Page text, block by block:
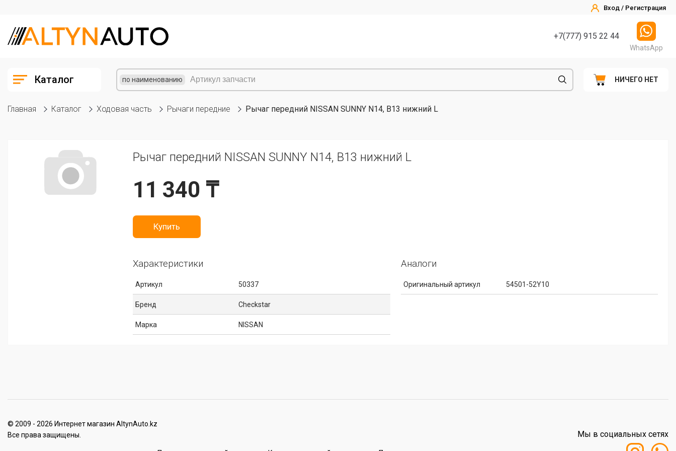
Вход / Регистрация
+7(777) 915 22 44
WhatsApp
Каталог по наименованию НИЧЕГО НЕТ
Главная Каталог Ходовая часть Рычаги передние Рычаг передний NISSAN SUNNY N14, B13 нижний L
Рычаг передний NISSAN SUNNY N14, B13 нижний L
11 340 ₸
Купить
Характеристики
Артикул 50337
Бренд Checkstar
Марка NISSAN
Аналоги
Оригинальный артикул 54501-52Y10
© 2009 - 2026 Интернет магазин AltynAuto.kz
Все права защищены.
Мы в социальных сетях